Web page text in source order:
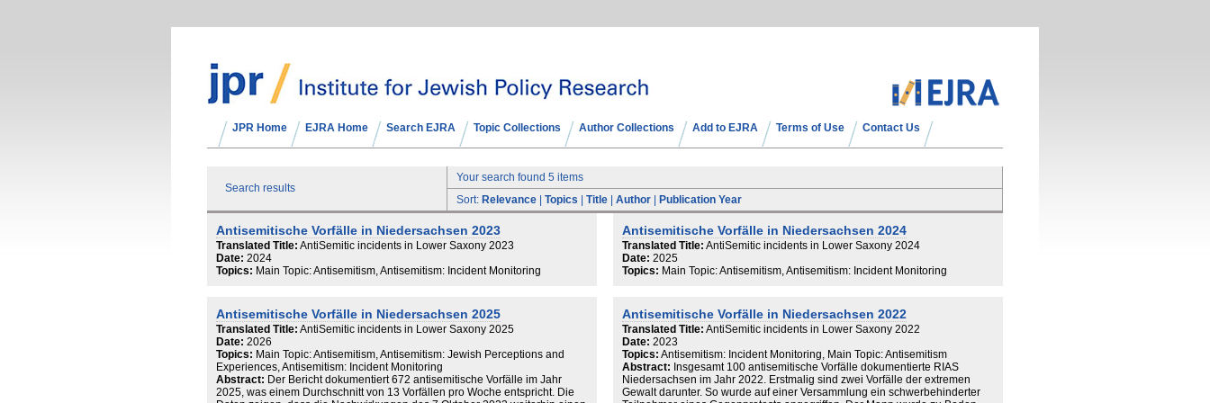
JPR Home EJRA Home Search EJRA Topic Collections Author Collections Add to EJRA Terms of Use Contact Us
Search results
Your search found 5 items
Sort: Relevance Topics Title Author Publication Year
Antisemitische Vorfälle in Niedersachsen 2023
Translated Title: AntiSemitic incidents in Lower Saxony 2023
Date: 2024
Topics: Main Topic: Antisemitism, Antisemitism: Incident Monitoring
Antisemitische Vorfälle in Niedersachsen 2024
Translated Title: AntiSemitic incidents in Lower Saxony 2024
Date: 2025
Topics: Main Topic: Antisemitism, Antisemitism: Incident Monitoring
Antisemitische Vorfälle in Niedersachsen 2025
Translated Title: AntiSemitic incidents in Lower Saxony 2025
Date: 2026
Topics: Main Topic: Antisemitism, Antisemitism: Jewish Perceptions and
Experiences, Antisemitism: Incident Monitoring
Abstract: Der Bericht dokumentiert 672 antisemitische Vorfälle im Jahr
2025, was einem Durchschnitt von 13 Vorfällen pro Woche entspricht. Die
Antisemitische Vorfälle in Niedersachsen 2022
Translated Title: AntiSemitic incidents in Lower Saxony 2022
Date: 2023
Topics: Antisemitism: Incident Monitoring, Main Topic: Antisemitism
Abstract: Insgesamt 100 antisemitische Vorfälle dokumentierte RIAS
Niedersachsen im Jahr 2022. Erstmalig sind zwei Vorfälle der extremen
Gewalt darunter. So wurde auf einer Versammlung ein schwerbehinderter